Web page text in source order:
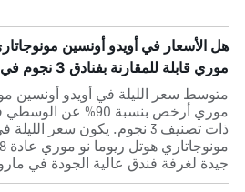
هل الأسعار في أويدو أونسين
موري قابلة للمقارنة بفنادق 3 نجوم في ماروجامي؟
متوسط سعر الليلة في أويدو أونسين
موري أرخص بنسبة 90%
ذات تصنيف 3 نجوم. يكون سعر
جيدة لغرفة فندق عالية الجودة في